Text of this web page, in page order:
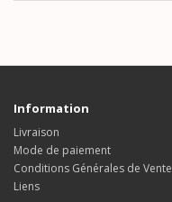
Information
Livraison
Mode de paiement
Conditions Générales de Vente
Liens